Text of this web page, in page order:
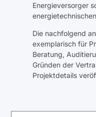
Energieversorger
Die nachfolgend
exemplarisch für
Beratung,
Gründen der
Projektdetails